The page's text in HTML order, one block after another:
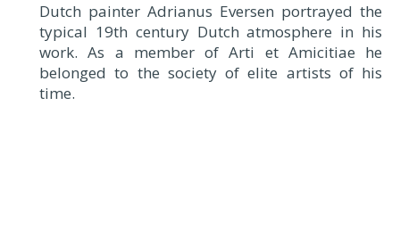
Dutch painter Adrianus Eversen portrayed the
typical 19th century Dutch atmosphere in his
work. As a member of Arti et Amicitiae he
belonged to the society of elite artists of his
time.